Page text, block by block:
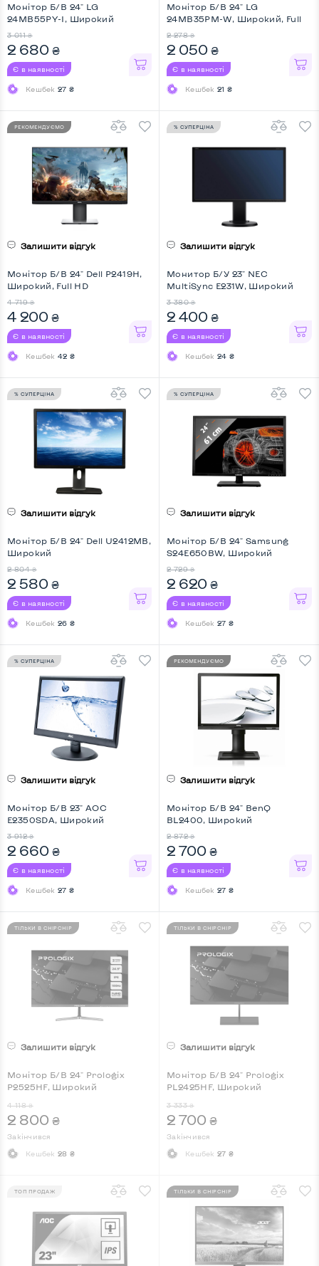
Монітор Б/В 24" LG
24MB55PY-I, Широкий
3 011 ₴
2 680 ₴
Є в наявності
Кешбек 27 ₴
Монітор Б/В 24" LG
24MB35PM-W, Широкий, Full
2 278 ₴
2 050 ₴
Є в наявності
Кешбек 21 ₴
РЕКОМЕНДУЄМО
Залишити відгук
Монітор Б/В 24" Dell P2419H,
Широкий, Full HD
4 719 ₴
4 200 ₴
Є в наявності
Кешбек 42 ₴
% СУПЕРЦІНА
Залишити відгук
Монитор Б/У 23" NEC
MultiSync E231W, Широкий
3 380 ₴
2 400 ₴
Є в наявності
Кешбек 24 ₴
% СУПЕРЦІНА
Залишити відгук
Монітор Б/В 24" Dell U2412MB,
Широкий
2 804 ₴
2 580 ₴
Є в наявності
Кешбек 26 ₴
% СУПЕРЦІНА
Залишити відгук
Монітор Б/В 24" Samsung
S24E650BW, Широкий
2 729 ₴
2 620 ₴
Є в наявності
Кешбек 27 ₴
% СУПЕРЦІНА
Залишити відгук
Монітор Б/В 23" AOC
E2350SDA, Широкий
3 912 ₴
2 660 ₴
Є в наявності
Кешбек 27 ₴
РЕКОМЕНДУЄМО
Залишити відгук
Монітор Б/В 24" BenQ
BL2400, Широкий
2 872 ₴
2 700 ₴
Є в наявності
Кешбек 27 ₴
ТІЛЬКИ В CHIPCHIP
Залишити відгук
Монітор Б/В 24" Prologix
P2525HF, Широкий
4 118 ₴
2 800 ₴
Закінчився
Кешбек 28 ₴
ТІЛЬКИ В CHIPCHIP
Залишити відгук
Монітор Б/В 24" Prologix
PL2425HF, Широкий
3 333 ₴
2 700 ₴
Закінчився
Кешбек 27 ₴
ТОП ПРОДАЖ ТІЛЬКИ В CHIPCHIP